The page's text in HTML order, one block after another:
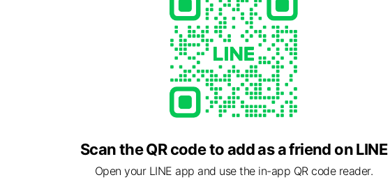
Scan the QR code to add as a friend on LINE
Open your LINE app and use the in-app QR code reader.